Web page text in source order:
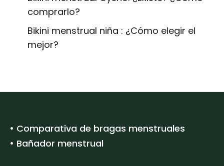
comprarlo?
Bikini menstrual niña : ¿Cómo elegir el
mejor?
• Comparativa de bragas menstruales
• Bañador menstrual